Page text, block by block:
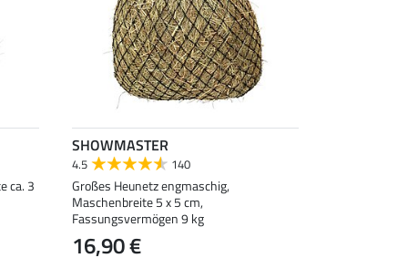
ca. 3
SHOWMASTER
4.5 140
Großes Heunetz engmaschig,
Maschenbreite 5 x 5 cm,
Fassungsvermögen 9 kg
16,90 €